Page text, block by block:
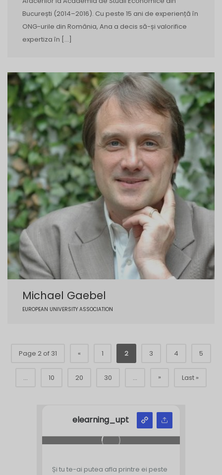
București (2014–2016). Cu peste 15 ani de experiență în
ONG-urile din România, Ana a decis să-și valorifice
expertiza în […]
Michael Gaebel
EUROPEAN UNIVERSITY ASSOCIATION
Page 2 of 31 « 1 2 3 4 5
... 10 20 30 ... » Last »
elearning_upt
Și tu te-ai putea afla printre ei peste